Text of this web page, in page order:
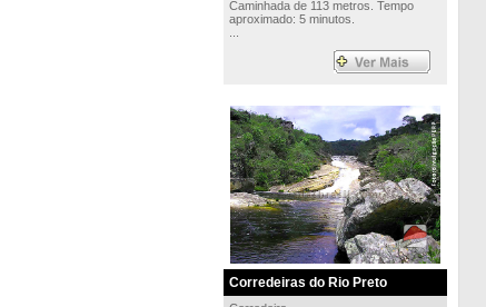
Caminhada de 113 metros. Tempo
aproximado: 5 minutos.
Corredeiras do Rio Preto